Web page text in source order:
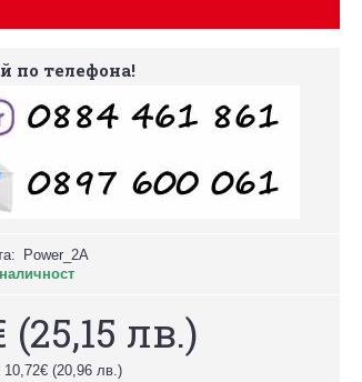
по телефона!
Power_2A
(25,15 лв.)
(20,96 лв.)